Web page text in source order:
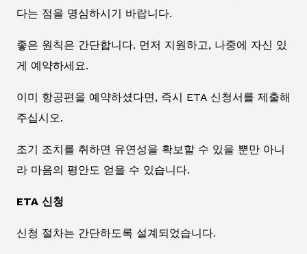
다는 점을 명심하시기 바랍니다.
좋은 원칙은 간단합니다. 먼저 지원하고, 나중에 자신 있
게 예약하세요.
이미 항공편을 예약하셨다면, 즉시 ETA 신청서를 제출해
주십시오.
조기 조치를 취하면 유연성을 확보할 수 있을 뿐만 아니
라 마음의 평안도 얻을 수 있습니다.
ETA 신청
신청 절차는 간단하도록 설계되었습니다.